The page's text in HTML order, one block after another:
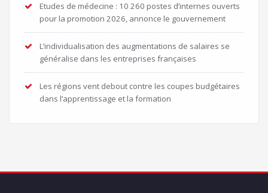
Etudes de médecine : 10 260 postes d’internes ouverts
pour la promotion 2026, annonce le gouvernement
L’individualisation des augmentations de salaires se
généralise dans les entreprises françaises
Les régions vent debout contre les coupes budgétaires
dans l’apprentissage et la formation